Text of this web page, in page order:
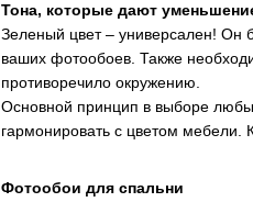
Тона, которые дают
Зеленый цвет – универсален! Он
ваших фотообоев. Также
противоречило окружению.
Основной принцип в выборе
гармонировать с цветом мебели.
Фотообои для спальни